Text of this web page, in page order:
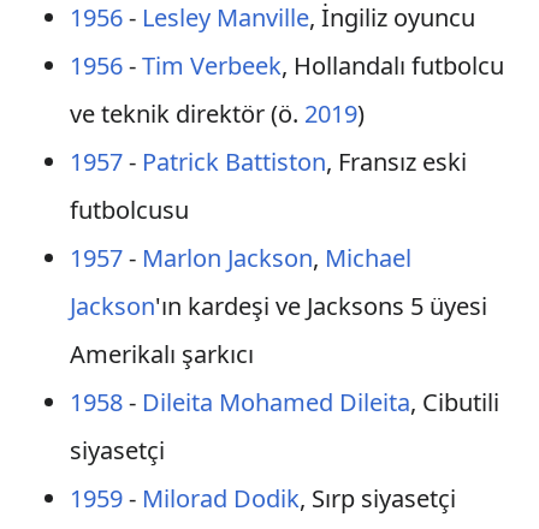
1956- Lesley Manville, İngiliz oyuncu
1956-Tim Verbeek, Hollandalı futbolcu
ve teknik direktör (ö. 2019)
1957- Patrick Battiston, Fransız eski
futbolcusu
1957- Marlon Jackson, Michael
Jackson'ın kardeşi ve Jacksons 5 üyesi
Amerikalı şarkıcı
1958- Dileita Mohamed Dileita, Cibutili
siyasetçi
1959- Milorad Dodik, Sırp siyasetçi